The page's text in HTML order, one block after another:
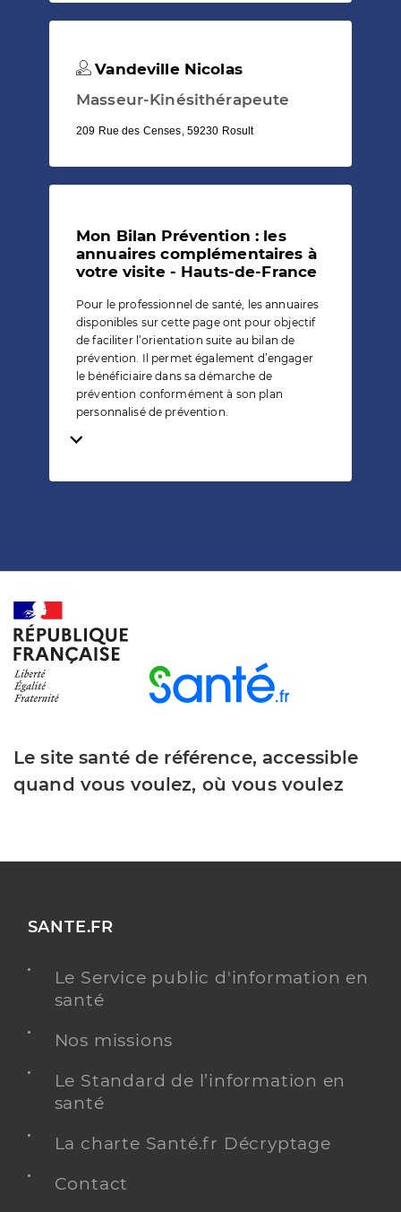
Vandeville Nicolas
Masseur-Kinésithérapeute
209 Rue des Censes, 59230 Rosult
Mon Bilan Prévention : les
annuaires complémentaires à
votre visite - Hauts-de-France
Pour le professionnel de santé, les annuaires
disponibles sur cette page ont pour objectif
de faciliter l’orientation suite au bilan de
prévention. Il permet également d’engager
le bénéficiaire dans sa démarche de
prévention conformément à son plan
personnalisé de prévention.
Temps de lecture
Le site santé de référence, accessible
quand vous voulez, où vous voulez
SANTE.FR
Le Service public d'information en
santé
Nos missions
Le Standard de l’information en
santé
La charte Santé.fr Décryptage
Contact